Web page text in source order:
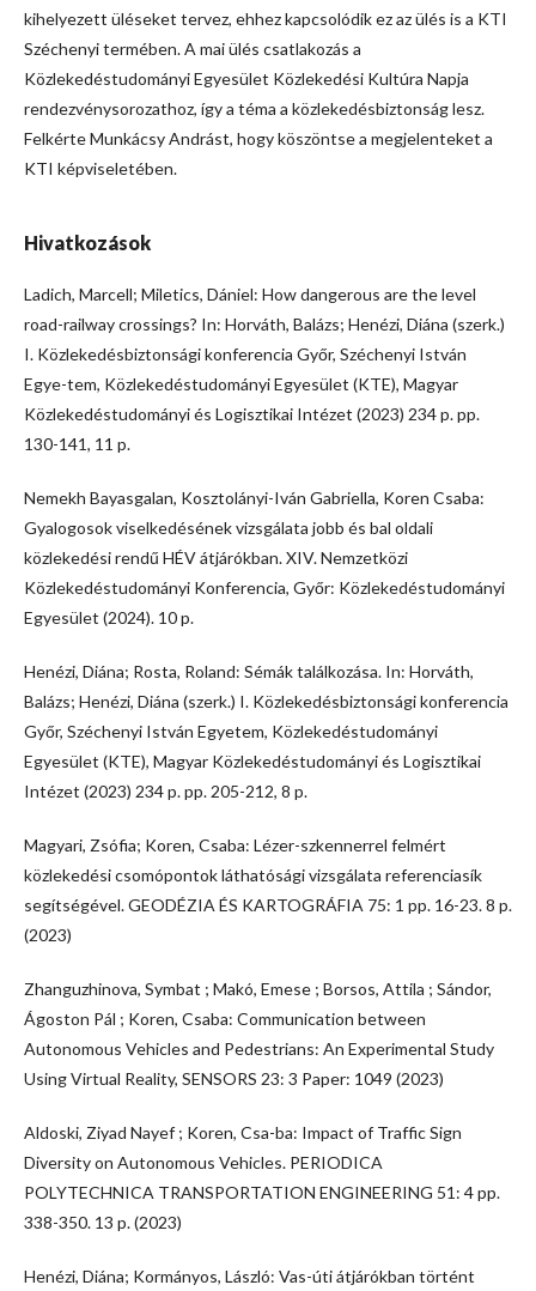
kihelyezett üléseket tervez, ehhez kapcsolódik ez az ülés is a KTI
Széchenyi termében. A mai ülés csatlakozás a
Közlekedéstudományi Egyesület Közlekedési Kultúra Napja
rendezvénysorozathoz, így a téma a közlekedésbiztonság lesz.
Felkérte Munkácsy Andrást, hogy köszöntse a megjelenteket a
KTI képviseletében.
Hivatkozások
Ladich, Marcell; Miletics, Dániel: How dangerous are the level
road-railway crossings? In: Horváth, Balázs; Henézi, Diána (szerk.)
I. Közlekedésbiztonsági konferencia Győr, Széchenyi István
Egye-tem, Közlekedéstudományi Egyesület (KTE), Magyar
Közlekedéstudományi és Logisztikai Intézet (2023) 234 p. pp.
130-141, 11 p.
Nemekh Bayasgalan, Kosztolányi-Iván Gabriella, Koren Csaba:
Gyalogosok viselkedésének vizsgálata jobb és bal oldali
közlekedési rendű HÉV átjárókban. XIV. Nemzetközi
Közlekedéstudományi Konferencia, Győr: Közlekedéstudományi
Egyesület (2024). 10 p.
Henézi, Diána; Rosta, Roland: Sémák találkozása. In: Horváth,
Balázs; Henézi, Diána (szerk.) I. Közlekedésbiztonsági konferencia
Győr, Széchenyi István Egyetem, Közlekedéstudományi
Egyesület (KTE), Magyar Közlekedéstudományi és Logisztikai
Intézet (2023) 234 p. pp. 205-212, 8 p.
Magyari, Zsófia; Koren, Csaba: Lézer-szkennerrel felmért
közlekedési csomópontok láthatósági vizsgálata referenciasík
segítségével. GEODÉZIA ÉS KARTOGRÁFIA 75: 1 pp. 16-23. 8 p.
(2023)
Zhanguzhinova, Symbat ; Makó, Emese ; Borsos, Attila ; Sándor,
Ágoston Pál ; Koren, Csaba: Communication between
Autonomous Vehicles and Pedestrians: An Experimental Study
Using Virtual Reality, SENSORS 23: 3 Paper: 1049 (2023)
Aldoski, Ziyad Nayef ; Koren, Csa-ba: Impact of Traffic Sign
Diversity on Autonomous Vehicles. PERIODICA
POLYTECHNICA TRANSPORTATION ENGINEERING 51: 4 pp.
338-350. 13 p. (2023)
Henézi, Diána; Kormányos, László: Vas-úti átjárókban történt